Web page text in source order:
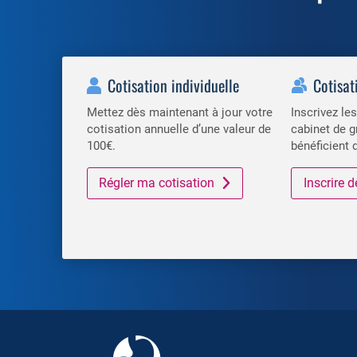
Cotisation individuelle
Mettez dès maintenant à jour votre
cotisation annuelle d’une valeur de
100€.
Régler ma cotisation
Inscrivez
cabinet de
bénéficient
Inscrire